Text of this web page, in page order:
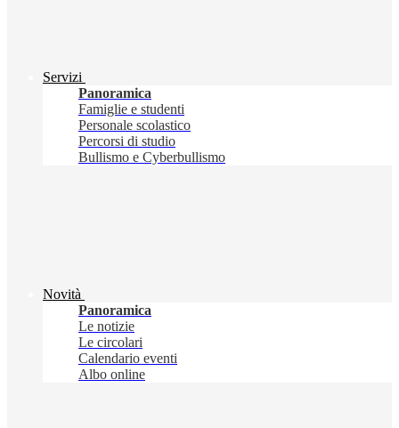
Servizi
Panoramica
Famiglie e studenti
Personale scolastico
Percorsi di studio
Bullismo e Cyberbullismo
Novità
Panoramica
Le notizie
Le circolari
Calendario eventi
Albo online